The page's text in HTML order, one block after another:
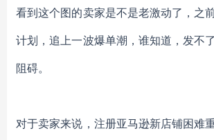
看到这个图的卖家是不是老激动了，之
计划，追上一波爆单潮，谁知道，发不
阻碍。
对于卖家来说，注册亚马逊新店铺困难